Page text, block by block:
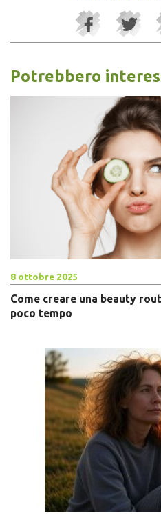
Potrebbero
8 ottobre 2025
Come creare una beauty
poco tempo